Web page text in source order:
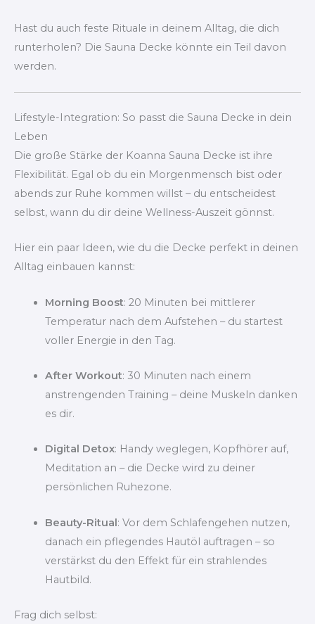
Hast du auch feste Rituale in deinem Alltag, die dich
runterholen? Die Sauna Decke könnte ein Teil davon
werden.
Lifestyle-Integration: So passt die Sauna Decke in dein
Leben
Die große Stärke der Koanna Sauna Decke ist ihre
Flexibilität. Egal ob du ein Morgenmensch bist oder
abends zur Ruhe kommen willst – du entscheidest
selbst, wann du dir deine Wellness-Auszeit gönnst.
Hier ein paar Ideen, wie du die Decke perfekt in deinen
Alltag einbauen kannst:
Morning Boost: 20 Minuten bei mittlerer
Temperatur nach dem Aufstehen – du startest
voller Energie in den Tag.
After Workout: 30 Minuten nach einem
anstrengenden Training – deine Muskeln danken
es dir.
Digital Detox: Handy weglegen, Kopfhörer auf,
Meditation an – die Decke wird zu deiner
persönlichen Ruhezone.
Beauty-Ritual: Vor dem Schlafengehen nutzen,
danach ein pflegendes Hautöl auftragen – so
verstärkst du den Effekt für ein strahlendes
Hautbild.
Frag dich selbst: